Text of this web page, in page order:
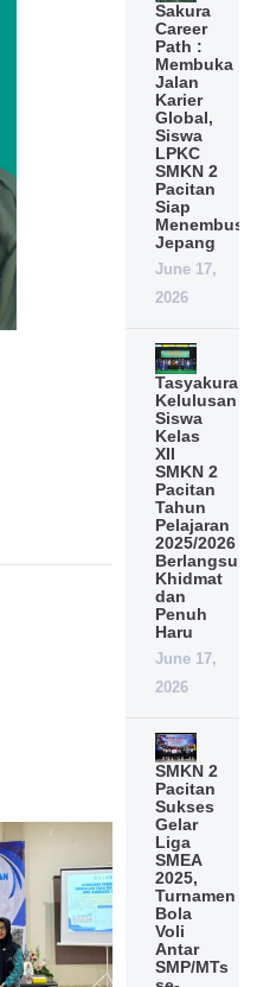
Sakura
Career
Path :
Membuka
Jalan
Karier
Global,
Siswa
LPKC
SMKN 2
Pacitan
Siap
Menembus
Jepang
June 17,
2026
Tasyakuran
Kelulusan
Siswa
Kelas
XII
SMKN 2
Pacitan
Tahun
Pelajaran
2025/2026
Khidmat
dan
Penuh
Haru
June 17,
2026
SMKN 2
Pacitan
Sukses
Gelar
Liga
SMEA
2025,
Turnamen
Bola
Voli
Antar
SMP/MTs